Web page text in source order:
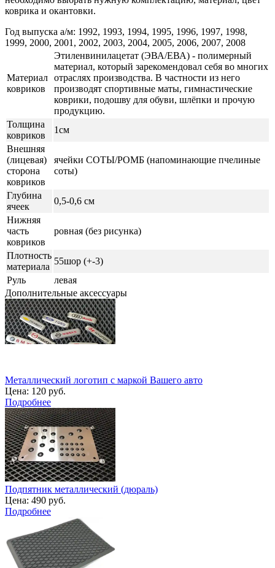
коврика и окантовки.
Год выпуска а/м: 1992, 1993, 1994, 1995, 1996, 1997, 1998,
1999, 2000, 2001, 2002, 2003, 2004, 2005, 2006, 2007, 2008
Материал
ковриков
Этиленвинилацетат (ЭВА/ЕВА) - полимерный
материал, который зарекомендовал себя во многих
отраслях производства. В частности из него
производят спортивные маты, гимнастические
коврики, подошву для обуви, шлёпки и прочую
продукцию.
Толщина
ковриков
1см
Внешняя
(лицевая)
сторона
ковриков
ячейки СОТЫ/РОМБ (напоминающие пчелиные
соты)
Глубина
ячеек
0,5-0,6 см
Нижняя
часть
ковриков
ровная (без рисунка)
Плотность
материала
55шор (+-3)
Руль
левая
Дополнительные аксессуары
Металлический логотип с маркой Вашего авто
Цена: 120 руб.
Подробнее
Подпятник металлический (дюраль)
Цена: 490 руб.
Подробнее